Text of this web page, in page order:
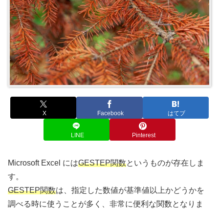
X Facebook はてブ
LINE Pinterest
Microsoft Excel にはGESTEP関数というものが存在しま
す。
GESTEP関数は、指定した数値が基準値以上かどうかを
調べる時に使うことが多く、非常に便利な関数となりま